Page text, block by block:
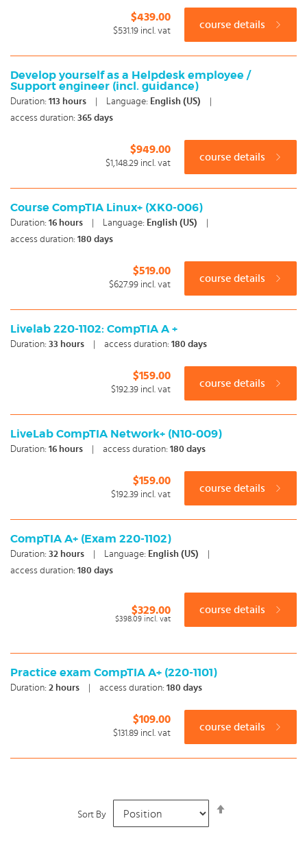
$439.00
$531.19 incl. vat
course details
Develop yourself as a Helpdesk employee /
Support engineer (incl. guidance)
Duration: 113 hours Language: English (US)
access duration: 365 days
$949.00
$1,148.29 incl. vat
course details
Course CompTIA Linux+ (XK0-006)
Duration: 16 hours Language: English (US)
access duration: 180 days
$519.00
$627.99 incl. vat
course details
Livelab 220-1102: CompTIA A +
Duration: 33 hours access duration: 180 days
$159.00
$192.39 incl. vat
course details
LiveLab CompTIA Network+ (N10-009)
Duration: 16 hours access duration: 180 days
$159.00
$192.39 incl. vat
course details
CompTIA A+ (Exam 220-1102)
Duration: 32 hours Language: English (US)
access duration: 180 days
$329.00
$398.09 incl. vat
course details
Practice exam CompTIA A+ (220-1101)
Duration: 2 hours access duration: 180 days
$109.00
$131.89 incl. vat
course details
Sort By